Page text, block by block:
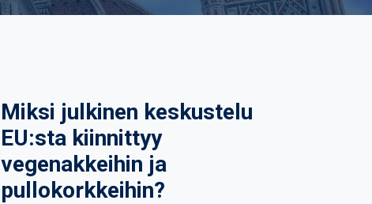
Miksi julkinen keskustelu
EU:sta kiinnittyy
vegenakkeihin ja
pullokorkkeihin?